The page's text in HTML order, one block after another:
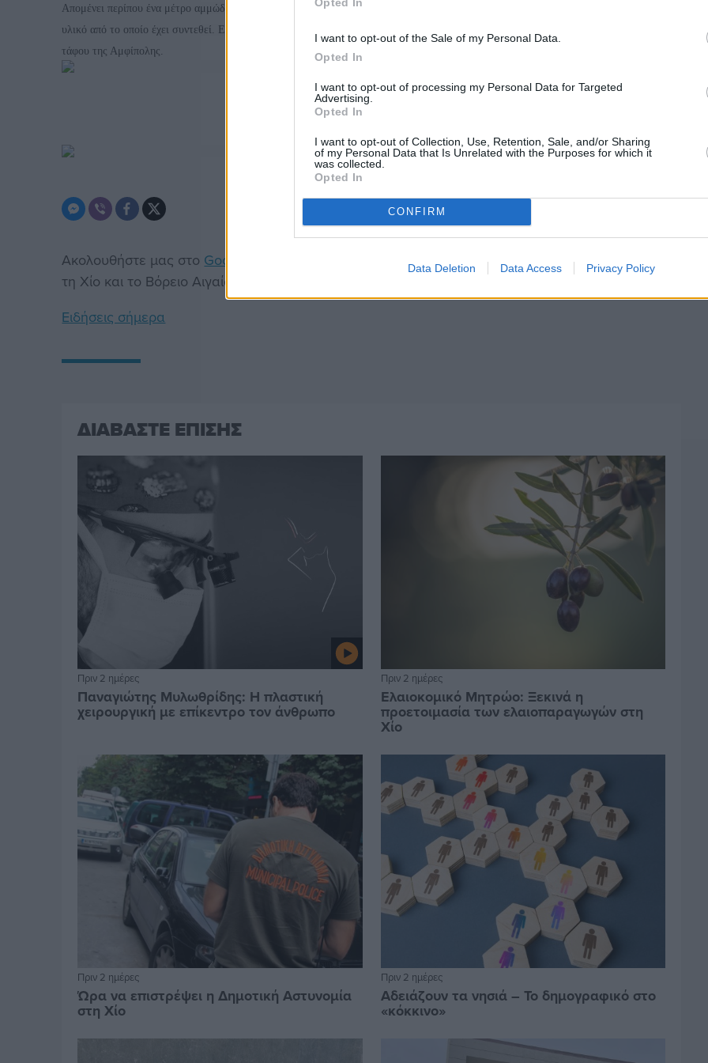
I want to opt-out of the Sale of my Personal Data.
Opted In
I want to opt-out of processing my Personal Data for Targeted
Advertising.
Opted In
I want to opt-out of Collection, Use, Retention, Sale, and/or Sharing
of my Personal Data that Is Unrelated with the Purposes for which it
was collected.
Opted In
CONFIRM
Data Deletion Data Access Privacy Policy
Απομένει περίπου ένα μέτρο αμμώδους χώματος έως ότου οι ανασκαφείς φτάσουν στο δάπεδο του τρίτου θαλάμου, όπου και θα εξακριβωθεί
υλικό από το οποίο έχει συντεθεί. Εάν αποτελείται από πωρολίθους, ίσως κάτω από αυτούς να κρύβεται το πραγματικά σημαντικό κομμάτι
τάφου της Αμφίπολης.
Ακολουθήστε μας στο Google News Viber ομάδα μας και δείτε όλες τις ειδήσεις από
τη Χίο και το Βόρειο Αιγαίο.
Ειδήσεις σήμερα
ΔΙΑΒΑΣΤΕ ΕΠΙΣΗΣ
Πριν 2 ημέρες
Παναγιώτης Μυλωθρίδης: Η πλαστική
χειρουργική με επίκεντρο τον άνθρωπο
Πριν 2 ημέρες
Ελαιοκομικό Μητρώο: Ξεκινά η
προετοιμασία των ελαιοπαραγωγών στη
Χίο
Πριν 2 ημέρες
Ώρα να επιστρέψει η Δημοτική Αστυνομία
στη Χίο
Πριν 2 ημέρες
Αδειάζουν τα νησιά – Το δημογραφικό στο
«κόκκινο»